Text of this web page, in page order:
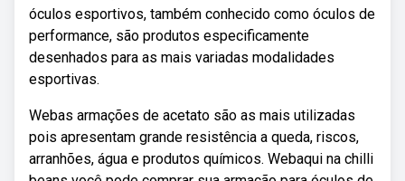
óculos esportivos, também conhecido como óculos de
performance, são produtos especificamente
desenhados para as mais variadas modalidades
esportivas.
Webas armações de acetato são as mais utilizadas
pois apresentam grande resistência a queda, riscos,
arranhões, água e produtos químicos. Webaqui na chilli